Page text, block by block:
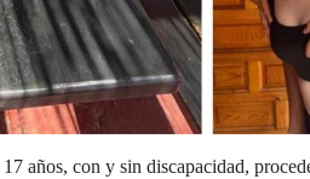
años, con y sin discapacidad,